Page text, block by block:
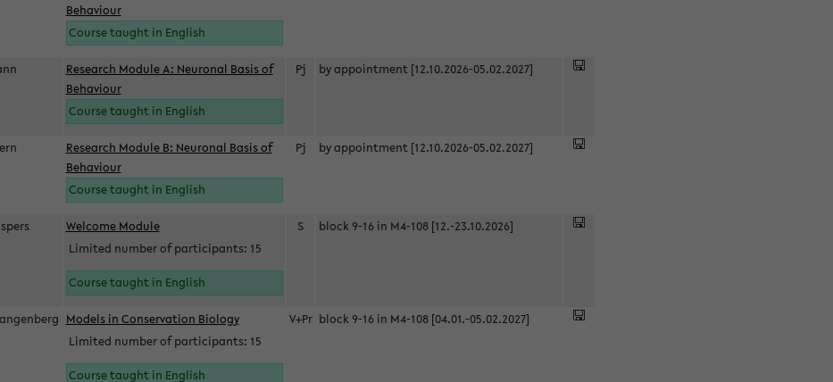
Behaviour
Course taught in English
Research Module A: Neuronal Basis of
Behaviour
Course taught in English
Pj by appointment [12.10.2026-05.02.2027]
Research Module B: Neuronal Basis of
Behaviour
Course taught in English
Pj by appointment [12.10.2026-05.02.2027]
Welcome Module
Limited number of participants: 15
Course taught in English
S block 9-16 in M4-108 [12.-23.10.2026]
Models in Conservation Biology
Limited number of participants: 15
Course taught in English
V+Pr block 9-16 in M4-108 [04.01.-05.02.2027]